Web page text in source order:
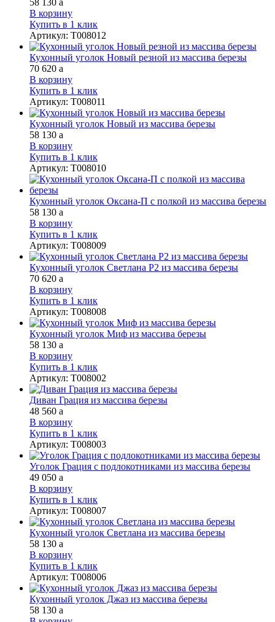
В корзину
Купить в 1 клик
Артикул: Т008012
Кухонный уголок Новый резной из массива березы
70 620 a
В корзину
Купить в 1 клик
Артикул: Т008011
Кухонный уголок Новый из массива березы
58 130 a
В корзину
Купить в 1 клик
Артикул: Т008010
Кухонный уголок Оксана-П с полкой из массива березы
58 130 a
В корзину
Купить в 1 клик
Артикул: Т008009
Кухонный уголок Светлана Р2 из массива березы
70 620 a
В корзину
Купить в 1 клик
Артикул: Т008008
Кухонный уголок Миф из массива березы
58 130 a
В корзину
Купить в 1 клик
Артикул: Т008002
Диван Грация из массива березы
48 560 a
В корзину
Купить в 1 клик
Артикул: Т008003
Уголок Грация с подлокотниками из массива березы
49 050 a
В корзину
Купить в 1 клик
Артикул: Т008007
Кухонный уголок Светлана из массива березы
58 130 a
В корзину
Купить в 1 клик
Артикул: Т008006
Кухонный уголок Джаз из массива березы
58 130 a